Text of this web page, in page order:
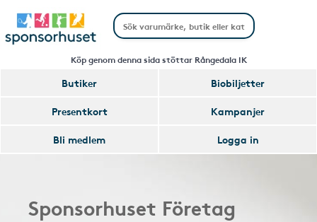
Köp genom denna sida stöttar Rångedala IK
Butiker
Biobiljetter
Presentkort
Kampanjer
Bli medlem
Logga in
Sponsorhuset Företag